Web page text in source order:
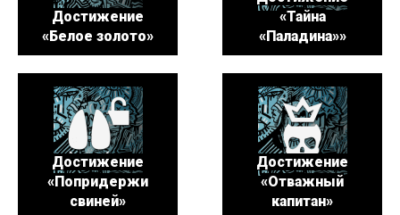
Достижение
«Белое золото»
«Тайна
«Паладина»»
Достижение
«Попридержи
свиней»
Достижение
«Отважный
капитан»